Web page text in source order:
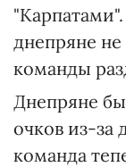
днепряне не
команды
Днепряне
очков из-за
команда